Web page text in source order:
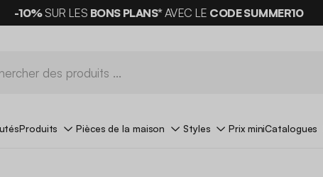
-10%SUR LES BONS PLANS*AVEC LE CODE SUMMER10
Produits Pièces de la maison Styles Prix miniCatalogues